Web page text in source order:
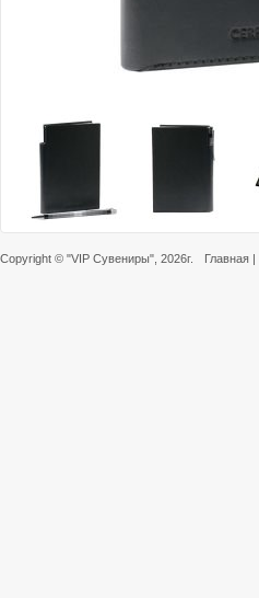
Copyright © "VIP Сувениры" , 2026г. Главная |